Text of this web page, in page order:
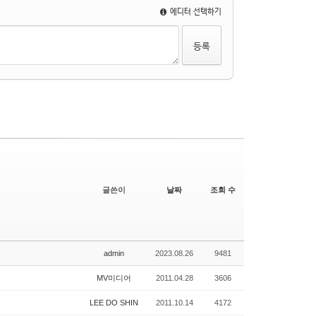
에디터 선택하기
글쓴이 날짜 조회 수
admin 2023.08.26 9481
MV미디어 2011.04.28 3606
LEE DO SHIN 2011.10.14 4172